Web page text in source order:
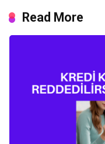
Read More